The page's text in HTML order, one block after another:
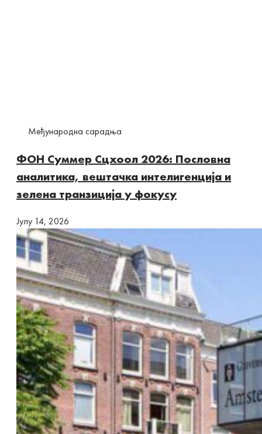
Међународна сарадња
ФОН Суммер Сцхоол 2026: Пословна
аналитика, вештачка интелигенција и
зелена транзиција у фокусу
Јулy 14, 2026